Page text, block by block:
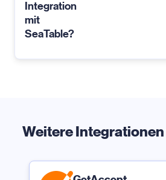
Integration
mit
SeaTable?
Weitere Integrationen